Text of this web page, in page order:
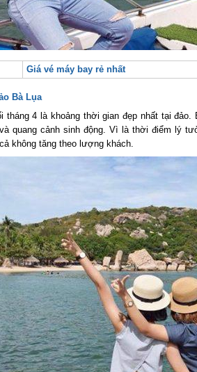
Giá vé máy bay rẻ nhất
Bà Lụa
tháng 4 là khoảng thời gian đẹp nhất tại đảo.
quang cảnh sinh động. Vì là thời điểm lý
không tăng theo lượng khách.